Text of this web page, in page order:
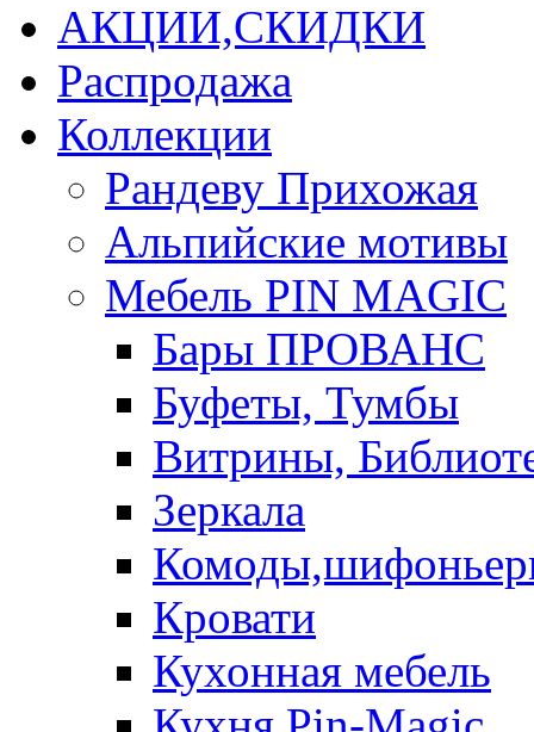
АКЦИИ,СКИДКИ
Распродажа
Коллекции
Рандеву Прихожая
Альпийские мотивы
Мебель PIN MAGIС
Бары ПРОВАНС
Буфеты, Тумбы
Витрины,
Зеркала
Кровати
Кухонная мебель